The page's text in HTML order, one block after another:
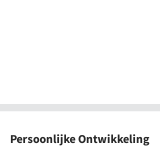
Persoonlijke Ontwikkeling